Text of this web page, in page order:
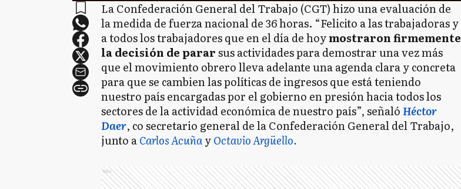
La Confederación General del Trabajo (CGT) hizo una evaluación de
la medida de fuerza nacional de 36 horas. “Felicito a las trabajadoras y
a todos los trabajadores que en el día de hoymostraron firmemente
la decisión de pararsus actividades para demostrar una vez más
que el movimiento obrero lleva adelante una agenda clara y concreta
para que se cambien las políticas de ingresos que está teniendo
nuestro país encargadas por el gobierno en presión hacia todos los
sectores de la actividad económica de nuestro país”, señalóHéctor
Daer, co secretario general de la Confederación General del Trabajo,
junto aCarlos AcuñayOctavio Argüello.
Ads